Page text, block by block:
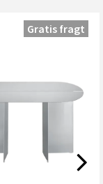
Gratis fragt